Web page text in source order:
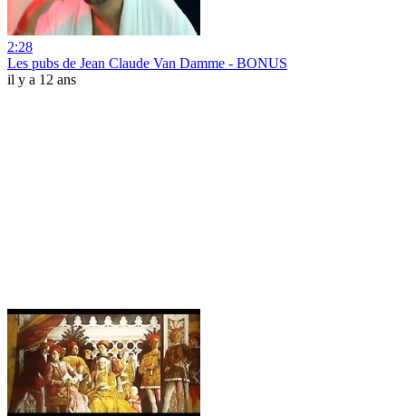
2:28
Les pubs de Jean Claude Van Damme - BONUS
il y a 12 ans